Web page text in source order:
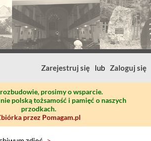
Zarejestruj się lub Zaloguj się
prosimy o wsparcie.
polską tożsamość i pamięć o naszych
przodkach.
przez Pomagam.pl